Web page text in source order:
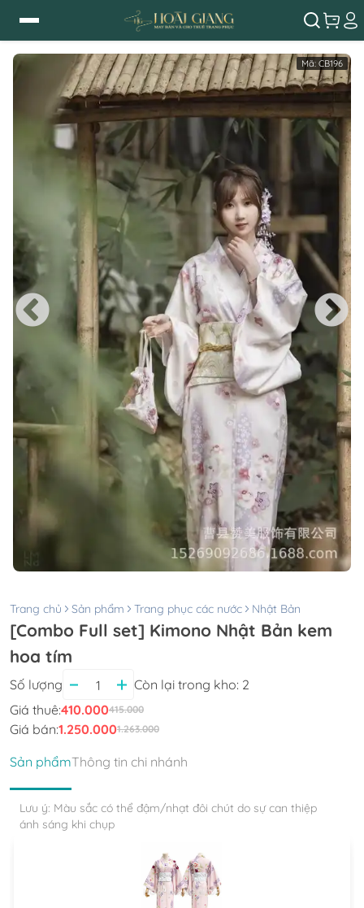
Mã: CB196
Trang chủ Sản phẩm Trang phục các nước Nhật Bản
[Combo Full set] Kimono Nhật Bản kem
hoa tím
Số lượng Còn lại trong kho: 2
Giá thuê:410.000415.000
Giá bán:1.250.0001.263.000
Sản phẩmThông tin chi nhánh
Lưu ý: Màu sắc có thể đậm/nhạt đôi chút do sự can thiệp
ánh sáng khi chụp